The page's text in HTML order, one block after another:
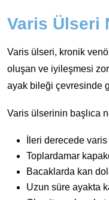
Varis Ülseri
Varis ülseri, kronik
oluşan ve iyileşmesi
ayak bileği çevresinde
Varis ülserinin başlıca
İleri derecede varis
Toplardamar
Bacaklarda kan
Uzun süre ayakta